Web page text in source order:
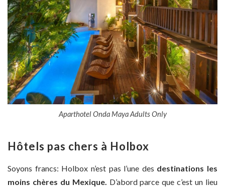
Aparthotel Onda Maya Adults Only
Hôtels pas chers à Holbox
Soyons francs: Holbox n’est pas l’une des destinations les
moins chères du Mexique. D’abord parce que c’est un lieu